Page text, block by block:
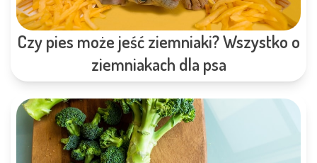
Czy pies może jeść ziemniaki? Wszystko o
ziemniakach dla psa